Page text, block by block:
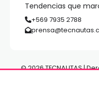
Tendencias que
+569 7935 2788
© 2026 TECNAUTAS |